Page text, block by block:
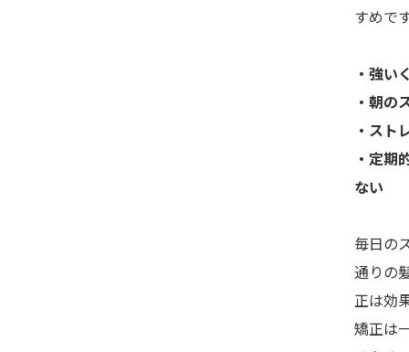
すめで
・強い
・朝の
・スト
・定期
ない
毎日の
通りの
正は効
矯正は